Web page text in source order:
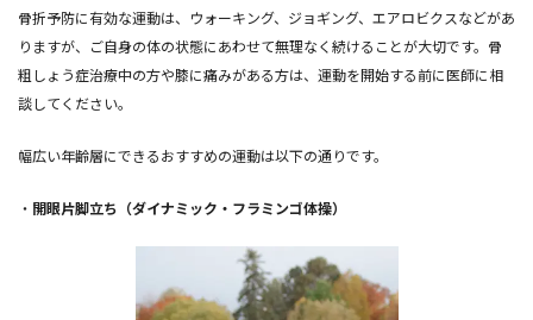
骨折予防に有効な運動は、ウォーキング、ジョギング、エアロビクスなどがあ
りますが、ご自身の体の状態にあわせて無理なく続けることが大切です。骨
粗しょう症治療中の方や膝に痛みがある方は、運動を開始する前に医師に相
談してください。
幅広い年齢層にできるおすすめの運動は以下の通りです。
・ 開眼片脚立ち（ダイナミック・フラミンゴ体操）